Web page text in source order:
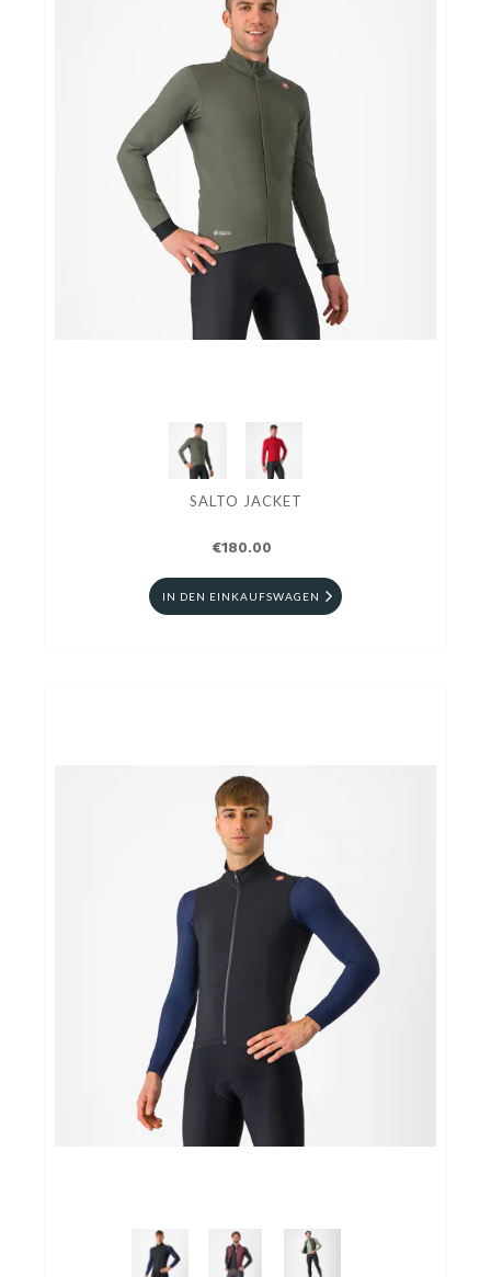
SALTO JACKET
€180.00
IN DEN EINKAUFSWAGEN